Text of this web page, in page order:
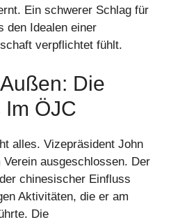
Ein schwerer Schlag für
den Idealen einer
verpflichtet fühlt.
Die
ÖJC
alles. Vizepräsident John
Verein ausgeschlossen. Der
chinesischer Einfluss
Aktivitäten, die er am
Die